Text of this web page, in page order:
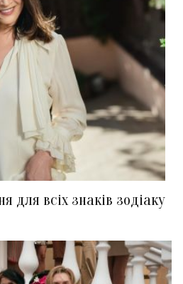
для всіх знаків зодіаку